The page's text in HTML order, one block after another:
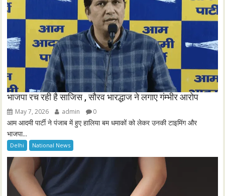
भाजपा रच रही है साजिस , सौरव भारद्धाज ने लगाए गंम्भीर आरोप
May 7, 2026 admin 0
आम आदमी पार्टी ने पंजाब में हुए हालिया बम धमाकों को लेकर उनकी टाइमिंग और
भाजपा...
Delhi National News